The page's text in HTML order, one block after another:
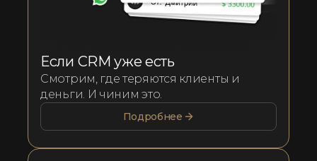
Если CRM уже есть
Смотрим, где теряются клиенты и
деньги. И чиним это.
Подробнее